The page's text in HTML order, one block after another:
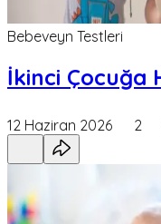
Bebeveyn Testleri
İkinci Çocuğa
12 Haziran 2026 2